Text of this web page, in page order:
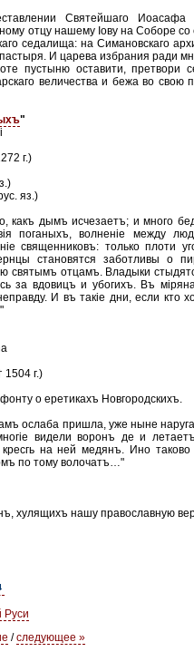
Святейшаго Иоасафа
отцу нашему Iову на Соборе
седалища: на Симановскаго
И царева избрания ради
пустыню оставити, претвори
величества и бежа во
"
г.)
яз.)
дымъ исчезаетъ; и много
поганыхъ, волненіе между
священниковъ: только плоти
становятся заботливы о
святымъ отцамъ. Владыки
за вдовицъ и убогихъ. Въ
И въ такіе дни, если кто
1504 г.)
о еретикахъ Новгородскихъ.
ослаба пришла, уже ныне
видели воронъ де и
на ней медянъ. Ино таково
по тому волочатъ…"
хулящихъ нашу православную
Руси
/следующее »